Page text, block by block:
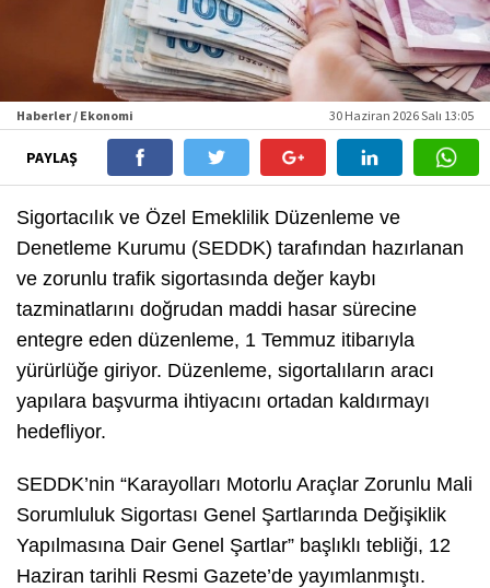
Haberler / Ekonomi 30 Haziran 2026 Salı 13:05
PAYLAŞ
Sigortacılık ve Özel Emeklilik Düzenleme ve
Denetleme Kurumu (SEDDK) tarafından hazırlanan
ve zorunlu trafik sigortasında değer kaybı
tazminatlarını doğrudan maddi hasar sürecine
entegre eden düzenleme, 1 Temmuz itibarıyla
yürürlüğe giriyor. Düzenleme, sigortalıların aracı
yapılara başvurma ihtiyacını ortadan kaldırmayı
hedefliyor.
SEDDK’nin “Karayolları Motorlu Araçlar Zorunlu Mali
Sorumluluk Sigortası Genel Şartlarında Değişiklik
Yapılmasına Dair Genel Şartlar” başlıklı tebliği, 12
Haziran tarihli Resmi Gazete’de yayımlanmıştı.